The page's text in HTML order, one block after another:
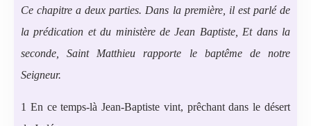
Ce chapitre a deux parties. Dans la première, il est parlé de
la prédication et du ministère de Jean Baptiste, Et dans la
seconde, Saint Matthieu rapporte le baptême de notre
Seigneur.
1 En ce temps-là Jean-Baptiste vint, prêchant dans le désert